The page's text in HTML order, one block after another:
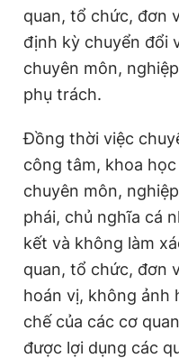
quan, tổ chức, đơn
định kỳ chuyển đổi
chuyên môn,
phụ trách.
Đồng thời việc
công tâm, khoa
chuyên môn,
phái, chủ nghĩa cá
kết và không làm
quan, tổ chức, đơn
hoán vị, không ảnh
chế của các cơ
được lợi dụng các